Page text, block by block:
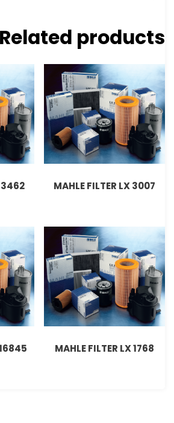
Related products
MAHLE FILTER LX 3007
3462
MAHLE FILTER LX 1768